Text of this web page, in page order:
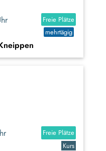
Freie Plätze
mehrtägig
Freie Plätze
Kurs